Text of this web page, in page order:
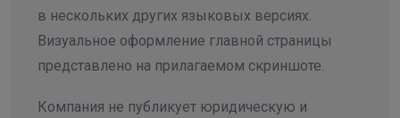
в нескольких других языковых версиях.
Визуальное оформление главной страницы
представлено на прилагаемом скриншоте.
Компания не публикует юридическую и